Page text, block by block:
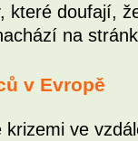
které doufají,
na
v Evropě
krizemi ve